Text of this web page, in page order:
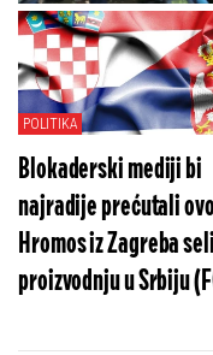
Rusiji,
POLITIKA
Blokaderski mediji bi
najradije prećutali
Hromos iz Zagreba seli
proizvodnju u Srbiju